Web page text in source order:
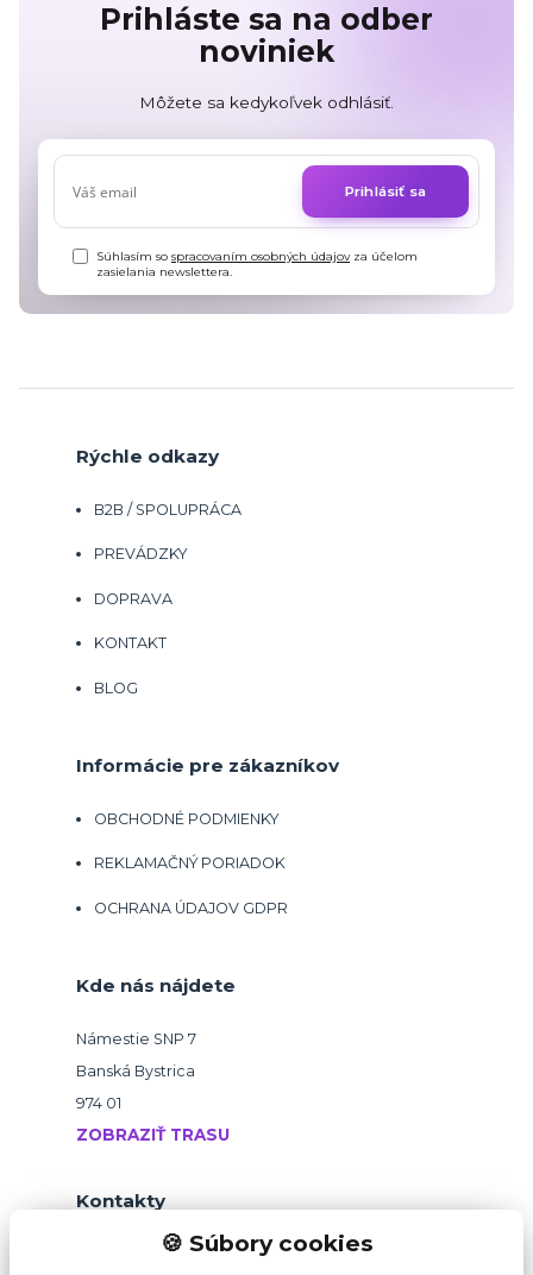
Prihláste sa na odber
noviniek
Môžete sa kedykoľvek odhlásiť.
Prihlásiť sa
Súhlasím sospracovaním osobných údajovza účelom
zasielania newslettera.
Rýchle odkazy
B2B / SPOLUPRÁCA
PREVÁDZKY
DOPRAVA
KONTAKT
BLOG
Informácie pre zákazníkov
OBCHODNÉ PODMIENKY
REKLAMAČNÝ PORIADOK
OCHRANA ÚDAJOV GDPR
Kde nás nájdete
Námestie SNP 7
Banská Bystrica
974 01
ZOBRAZIŤ TRASU
Kontakty
🍪 Súbory cookies